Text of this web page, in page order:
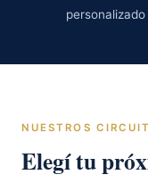
personalizado
NUESTROS
Elegí tu